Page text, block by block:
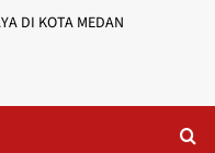
DI KOTA MEDAN